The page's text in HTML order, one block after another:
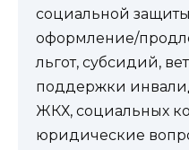
социальной
оформление/
льгот, субсидий,
поддержки
ЖКХ, социальных
юридические